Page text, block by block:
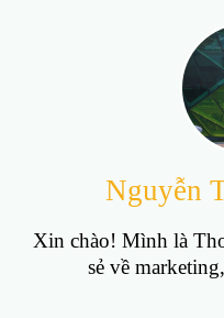
Nguyễn
Xin chào! Mình là
sẻ về